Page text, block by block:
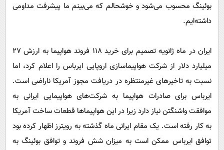
بوئینگ محسوب می‌شود و خوشحالم که می‌بینم ما پیشرفت مداومی
داشته‌ایم.
ایران در ماه ژانویه تصمیم برای خرید ۱۱۸ فروند هواپیما به ارزش ۲۷
میلیارد دلار از شرکت هواپیماسازی اروپایی ایرباس را اعلام کرد، اما
نسبت به تاخیرهای غیرمنتظره در دریافت مجوز آمریکا ناراضی است.
ایرباس برای صادرات هواپیما به شرکت‌های هواپیمایی ایرانی به
موافقت واشنگتن نیاز دارد زیرا در این هواپیماها قطعات ساخت آمریکا
به کار رفته است. یک مقام ایرانی ماه گذشته به رویترز اظهار کرده بود
توافق ایرباس ممکن است به میزان شش فروند و توافق بوئینگ به